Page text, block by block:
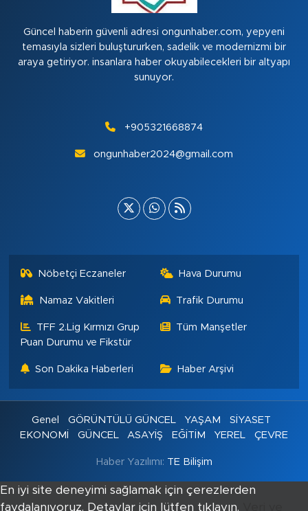
Güncel haberin güvenli adresi ongunhaber.com, yepyeni
temasıyla sizleri buluştururken, sadelik ve modernizmi bir
araya getiriyor. insanlara haber okuyabilecekleri bir altyapı
sunuyor.
+905321668874
ongunhaber2024@gmail.com
Nöbetçi Eczaneler Hava Durumu
Namaz Vakitleri Trafik Durumu
TFF 2.Lig Kırmızı Grup
Puan Durumu ve Fikstür
Tüm Manşetler
Son Dakika Haberleri Haber Arşivi
Genel GÖRÜNTÜLÜ GÜNCEL YAŞAM
SİYASET
EKONOMİ
GÜNCEL ASAYİŞ EĞİTİM YEREL ÇEVRE
Haber Yazılımı: TE Bilişim
En iyi site deneyimi sağlamak için çerezlerden
faydalanıyoruz. Detaylar için lütfen tıklayın.